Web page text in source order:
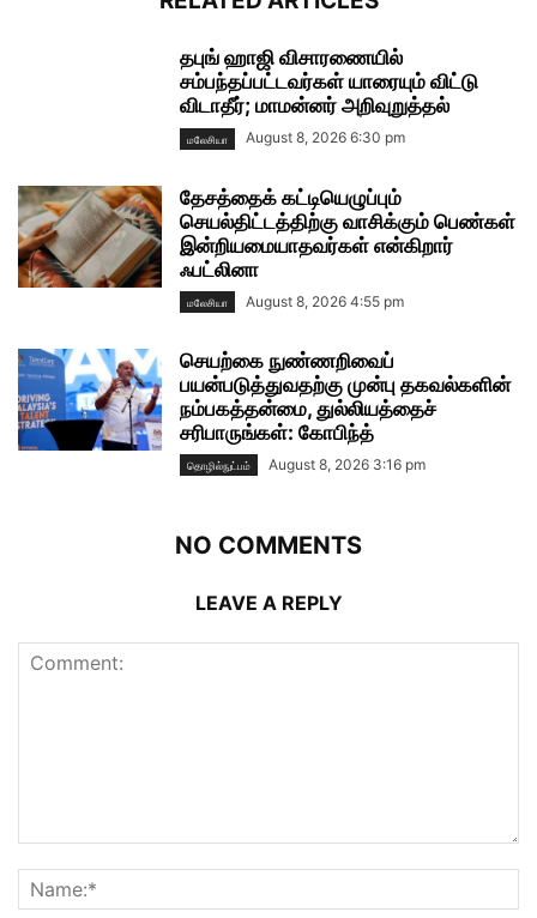
தபுங் ஹாஜி விசாரணையில்
சம்பந்தப்பட்டவர்கள் யாரையும் விட்டு
விடாதீர்; மாமன்னர் அறிவுறுத்தல்
மலேசியா August 8, 2026 6:30 pm
தேசத்தைக் கட்டியெழுப்பும்
செயல்திட்டத்திற்கு வாசிக்கும் பெண்கள்
இன்றியமையாதவர்கள் என்கிறார்
ஃபட்லினா
மலேசியா August 8, 2026 4:55 pm
செயற்கை நுண்ணறிவைப்
பயன்படுத்துவதற்கு முன்பு தகவல்களின்
நம்பகத்தன்மை, துல்லியத்தைச்
சரிபாருங்கள்: கோபிந்த்
தொழில்நுட்பம் August 8, 2026 3:16 pm
NO COMMENTS
LEAVE A REPLY